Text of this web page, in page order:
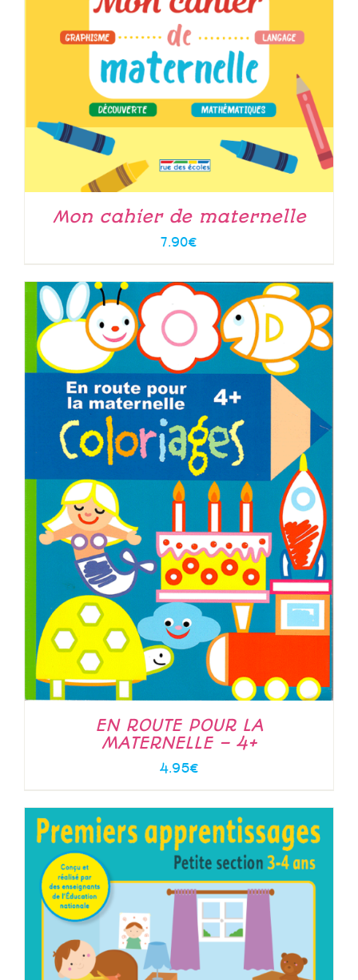
Mon cahier de maternelle
7.90€
EN ROUTE POUR LA
MATERNELLE – 4+
4.95€